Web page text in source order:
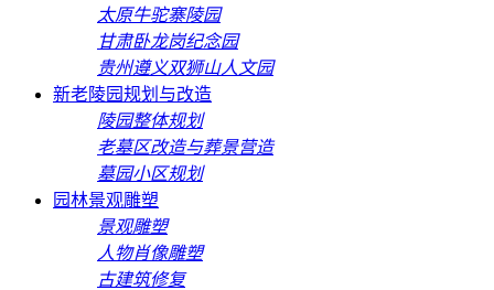
太原牛驼寨陵园
甘肃卧龙岗纪念园
贵州遵义双狮山人文园
新老陵园规划与改造
陵园整体规划
老墓区改造与葬景营造
墓园小区规划
园林景观雕塑
景观雕塑
人物肖像雕塑
古建筑修复